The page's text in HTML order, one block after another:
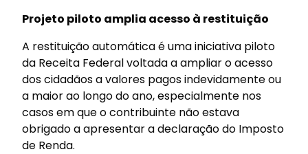
Projeto piloto amplia acesso à restituição
A restituição automática é uma iniciativa piloto
da Receita Federal voltada a ampliar o acesso
dos cidadãos a valores pagos indevidamente ou
a maior ao longo do ano, especialmente nos
casos em que o contribuinte não estava
obrigado a apresentar a declaração do Imposto
de Renda.